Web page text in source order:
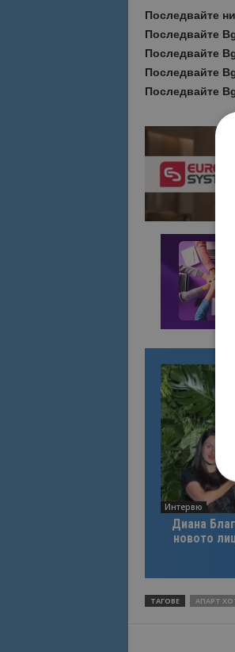
Последвайте
Последвайте
Последвайте
Последвайте
Последвайте
Интервю
Диана
новото
ТАГОВЕ АПАРТ